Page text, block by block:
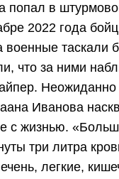
попал в
2022 года
военные таскали
что за ними
Иванова
с жизнью.
три литра
легкие,